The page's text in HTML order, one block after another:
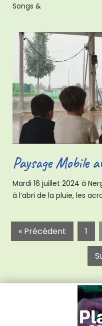
Songs &
Paysage Mobile
Mardi 16 juillet 2024 à
à l’abri de la pluie, les
« Précédent 1